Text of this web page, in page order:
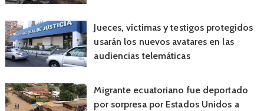
Jueces, víctimas y testigos protegidos
usarán los nuevos avatares en las
audiencias telemáticas
Migrante ecuatoriano fue deportado
por sorpresa por Estados Unidos a